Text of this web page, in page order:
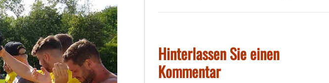
Hinterlassen Sie einen
Kommentar